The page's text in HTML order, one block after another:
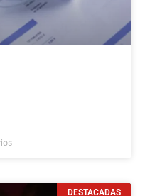
DESTACADAS